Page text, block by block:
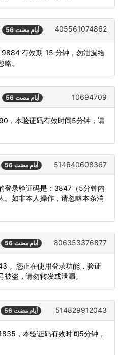
56 أيام مضت 405561074862
9884 有效期 15 分钟，勿泄漏给
。
56 أيام مضت 10694709
，本验证码有效时间5分钟，请
56 أيام مضت 514640608367
登录验证码是：3847（5分钟内
。如非本人操作，请忽略本条消
56 أيام مضت 806353376877
。您正在使用登录功能，验证
盗，请勿转发或泄漏。
56 أيام مضت 514829912043
，本验证码有效时间5分钟，